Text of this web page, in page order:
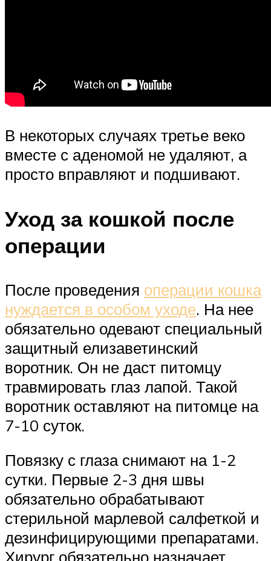
В некоторых случаях третье веко
вместе с аденомой не удаляют, а
просто вправляют и подшивают.
Уход за кошкой после
операции
После проведения операции кошка
нуждается в особом уходе. На нее
обязательно одевают специальный
защитный елизаветинский
воротник. Он не даст питомцу
травмировать глаз лапой. Такой
воротник оставляют на питомце на
7-10 суток.
Повязку с глаза снимают на 1-2
сутки. Первые 2-3 дня швы
обязательно обрабатывают
стерильной марлевой салфеткой и
дезинфицирующими препаратами.
Хирург обязательно назначает